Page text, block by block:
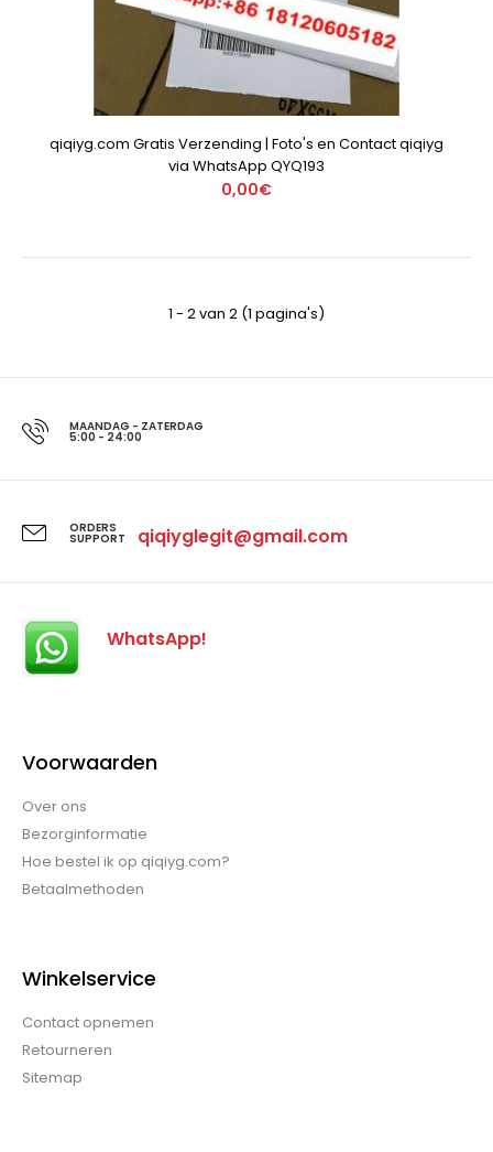
qiqiyg.com Gratis Verzending | Foto's en Contact qiqiyg
via WhatsApp QYQ193
0,00€
1 - 2 van 2 (1 pagina's)
MAANDAG - ZATERDAG
5:00 - 24:00
ORDERS
SUPPORT qiqiyglegit@gmail.com
WhatsApp!
Voorwaarden
Over ons
Bezorginformatie
Hoe bestel ik op qiqiyg.com?
Betaalmethoden
Winkelservice
Contact opnemen
Retourneren
Sitemap